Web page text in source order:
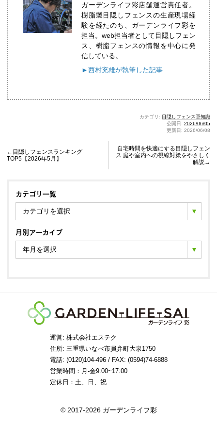
ガーデンライフ彩店舗運営責任者。
樹脂製目隠しフェンスの生産現場経
験を経たのち、ガーデンライフ彩を
担当。web担当者として目隠しフェン
ス、樹脂フェンスの情報を中心に発
信している。
►西村充雄が執筆した記事
カテゴリ: 目隠しフェンス豆知識
公開日: 2026/06/05
更新日: 2026/06/08
←目隠しフェンスランキング
TOP5【2026年5月】
自宅時間を快適にする目隠しフェン
ス 庭や室内への視線対策をやさしく
解説→
カテゴリ一覧
カテゴリを選択
月別アーカイブ
年月を選択
運営: 株式会社エステク
住所: 三重県いなべ市員弁町大泉1750
電話: (0120)104-496 / FAX: (0594)74-6888
営業時間：月-金9:00~17:00
定休日：土、日、祝
© 2017-2026 ガーデンライフ彩